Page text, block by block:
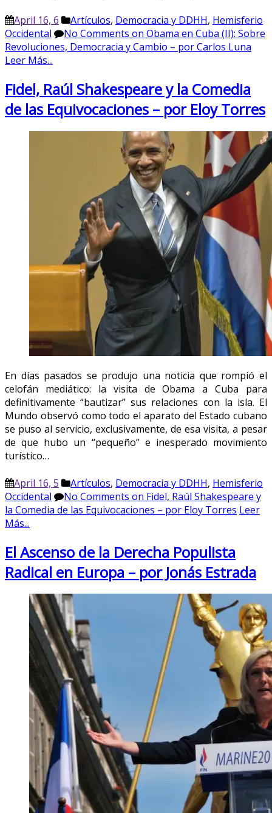
April 16, 6 Artículos, Democracia y DDHH, Hemisferio
Occidental
No Comments on Obama en Cuba (II): Sobre
Revoluciones, Democracia y Cambio – por Carlos Luna
Leer Más...
Fidel, Raúl Shakespeare y la Comedia
de las Equivocaciones – por Eloy Torres
En días pasados se produjo una noticia que rompió el
celofán mediático: la visita de Obama a Cuba para
definitivamente “bautizar” sus relaciones con la isla. El
Mundo observó como todo el aparato del Estado cubano
se puso al servicio, exclusivamente, de esa visita, a pesar
de que hubo un “pequeño” e inesperado movimiento
turístico…
April 16, 5 Artículos, Democracia y DDHH, Hemisferio
Occidental
No Comments on Fidel, Raúl Shakespeare y
la Comedia de las Equivocaciones – por Eloy Torres Leer
Más...
El Ascenso de la Derecha Populista
Radical en Europa – por Jonás Estrada